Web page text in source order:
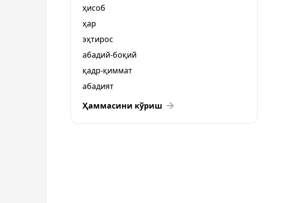
ҳисоб
ҳар
эҳтирос
абадий-боқий
қадр-қиммат
абадият
Ҳаммасини кўриш